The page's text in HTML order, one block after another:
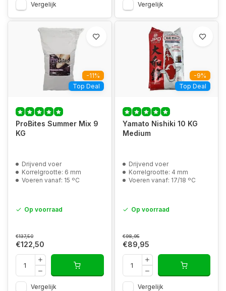
Vergelijk Vergelijk
-11%
Top Deal
ProBites Summer Mix 9
KG
Drijvend voer
Korrelgrootte: 6 mm
Voeren vanaf: 15 ºC
Op voorraad
€137,50
€122,50
Vergelijk
-9%
Top Deal
Yamato Nishiki 10 KG
Medium
Drijvend voer
Korrelgrootte: 4 mm
Voeren vanaf: 17/18 ºC
Op voorraad
€98,95
€89,95
Vergelijk